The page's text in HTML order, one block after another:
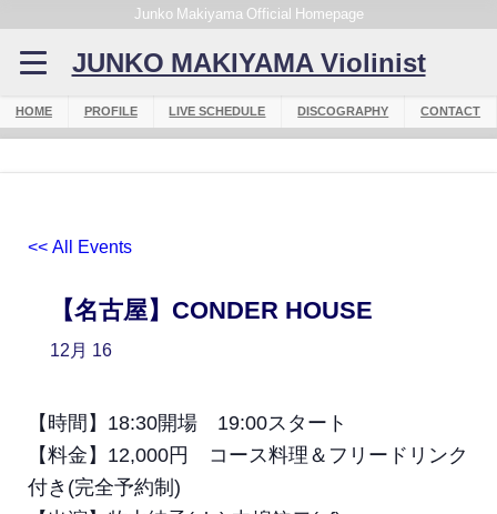
Junko Makiyama Official Homepage
JUNKO MAKIYAMA Violinist
HOME PROFILE LIVE SCHEDULE DISCOGRAPHY CONTACT
<< All Events
【名古屋】CONDER HOUSE
12月 16
【時間】18:30開場 19:00スタート
【料金】12,000円 コース料理＆フリードリンク
付き(完全予約制)